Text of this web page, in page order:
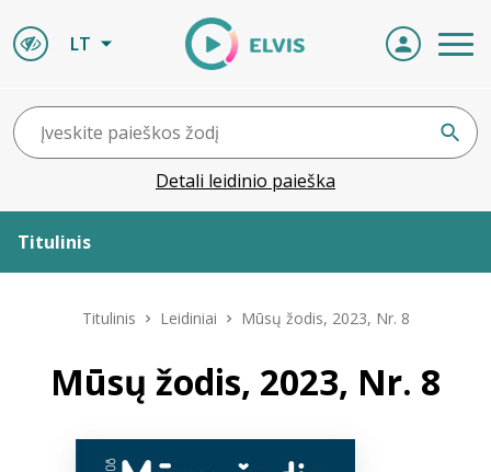
LT
Detali leidinio paieška
Titulinis
Leidiniai
Titulinis Leidiniai Mūsų žodis, 2023, Nr. 8
Mūsų žodis, 2023, Nr. 8